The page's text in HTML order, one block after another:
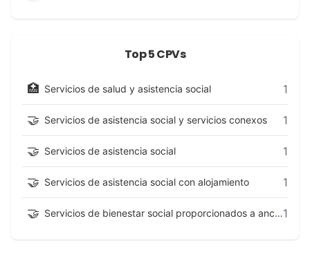
Top 5 CPVs
🏥 Servicios de salud y asistencia social 1
🤝 Servicios de asistencia social y servicios conexos 1
🤝 Servicios de asistencia social 1
🤝 Servicios de asistencia social con alojamiento 1
🤝 Servicios de bienestar social proporcionados a ancianos1